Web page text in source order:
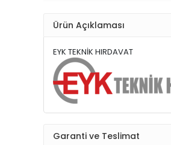
Ürün Açıklaması
EYK TEKNİK HIRDAVAT
Garanti ve Teslimat